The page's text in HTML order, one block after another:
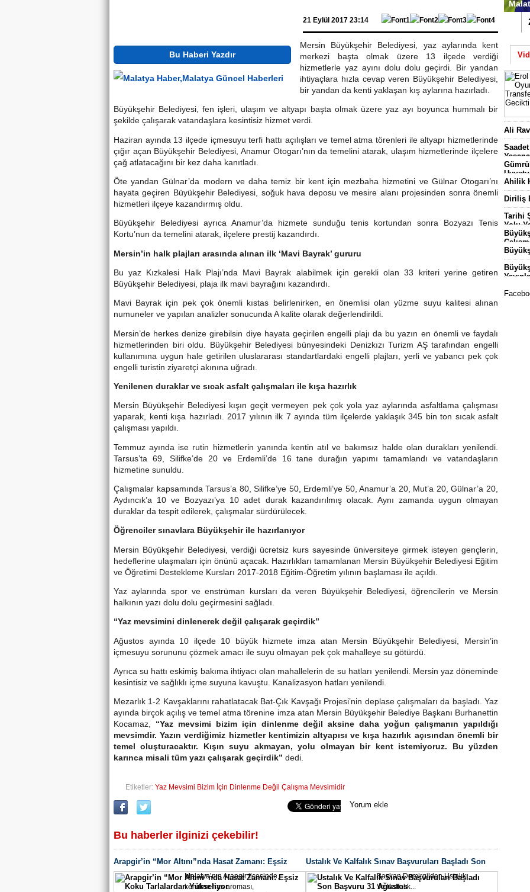
3
Ali
Ahilik
Diriliş
Tarihi
Yolu
21 Eylül 2017 23:14
Bu Haberi Yazdır
Mersin Büyükşehir Belediyesi, yaz aylarında kent
merkezi başta olmak üzere 13 ilçede verdiği
hizmetlerle yaz ayını dolu dolu geçirdi. Bir yandan
ihtiyaçlara hızla cevap veren Büyükşehir Belediyesi,
bir yandan da kenti yaklaşan kış aylarına hazırladı.
Büyükşehir Belediyesi, fen işleri, ulaşım ve altyapı başta olmak üzere yaz ayı boyunca hummalı bir
şekilde çalışarak vatandaşlara kesintisiz hizmet verdi.
Haziran ayında 13 ilçede içmesuyu terfi hattı açılışları ve temel atma törenleri ile altyapı hizmetlerinde
çığır açan Büyükşehir Belediyesi, Anamur Otogarı’nın da temelini atarak, ulaşım hizmetlerinde ilçelere
çağ atlatacağını bir kez daha kanıtladı.
Öte yandan Gülnar’da modern ve daha temiz bir kent için mezbaha hizmetini ve Gülnar Otogarı’nı
hayata geçiren Büyükşehir Belediyesi, soğuk hava deposu ve mesire alanı projesinden sonra önemli
hizmetleri ilçeye kazandırmış oldu.
Büyükşehir Belediyesi ayrıca Anamur’da hizmete sunduğu tenis kortundan sonra Bozyazı Tenis
Kortu’nun da temelini atarak, ilçelere prestij kazandırdı.
Mersin’in halk plajları arasında alınan ilk ‘Mavi Bayrak’ gururu
Bu yaz Kızkalesi Halk Plajı’nda Mavi Bayrak alabilmek için gerekli olan 33 kriteri yerine getiren
Büyükşehir Belediyesi, plaja ilk mavi bayrağını kazandırdı.
Mavi Bayrak için pek çok önemli kıstas belirlenirken, en önemlisi olan yüzme suyu kalitesi alınan
numuneler ve yapılan analizler sonucunda A kalite olarak değerlendirildi.
Mersin’de herkes denize girebilsin diye hayata geçirilen engelli plajı da bu yazın en önemli ve faydalı
hizmetlerinden biri oldu. Büyükşehir Belediyesi bünyesindeki Denizkızı Turizm AŞ tarafından engelli
kullanımına uygun hale getirilen uluslararası standartlardaki engelli plajları, yerli ve yabancı pek çok
engelli turistin ziyaretçi akınına uğradı.
Yenilenen duraklar ve sıcak asfalt çalışmaları ile kışa hazırlık
Mersin Büyükşehir Belediyesi kışın geçit vermeyen pek çok yola yaz aylarında asfaltlama çalışması
yaparak, kenti kışa hazırladı. 2017 yılının ilk 7 ayında tüm ilçelerde yaklaşık 345 bin ton sıcak asfalt
çalışması yapıldı.
Temmuz ayında ise rutin hizmetlerin yanında kentin atıl ve bakımsız halde olan durakları yenilendi.
Tarsus’ta 69, Silifke’de 20 ve Erdemli’de 16 tane durağın yapımı tamamlandı ve vatandaşların
hizmetine sunuldu.
Çalışmalar kapsamında Tarsus’a 80, Silifke’ye 50, Erdemli’ye 50, Anamur’a 20, Mut’a 20, Gülnar’a 20,
Aydıncık’a 10 ve Bozyazı’ya 10 adet durak kazandırılmış olacak. Aynı zamanda uygun olmayan
duraklar da tespit edilerek, çalışmalar sürdürülecek.
Öğrenciler sınavlara Büyükşehir ile hazırlanıyor
Mersin Büyükşehir Belediyesi, verdiği ücretsiz kurs sayesinde üniversiteye girmek isteyen gençlerin,
hedeflerine ulaşmaları için önünü açacak. Hazırlıkları tamamlanan Mersin Büyükşehir Belediyesi Eğitim
ve Öğretimi Destekleme Kursları 2017-2018 Eğitim-Öğretim yılının başlaması ile açıldı.
Yaz aylarında spor ve enstrüman kursları da veren Büyükşehir Belediyesi, öğrencilerin ve Mersin
halkının yazı dolu dolu geçirmesini sağladı.
“Yaz mevsimini dinlenerek değil çalışarak geçirdik”
Ağustos ayında 10 ilçede 10 büyük hizmete imza atan Mersin Büyükşehir Belediyesi, Mersin’in
içmesuyu sorununu çözmek amacı ile suyu olmayan pek çok mahalleye su götürdü.
Ayrıca su hattı eskimiş bakıma ihtiyacı olan mahallelerin de su hatları yenilendi. Mersin yaz döneminde
kesintisiz ve sağlıklı içme suyuna kavuştu. Kanalizasyon hatları yenilendi.
Mezarlık 1-2 Kavşaklarını rahatlatacak Bat-Çık Kavşağı Projesi’nin deplase çalışmaları da başladı. Yaz
ayında birçok açılış ve temel atma törenine imza atan Mersin Büyükşehir Belediye Başkanı Burhanettin
Kocamaz, “Yaz mevsimi bizim için dinlenme değil aksine daha yoğun çalışmanın yapıldığı
mevsimdir. Yazın verdiğimiz hizmetler kentimizin altyapısı ve kışa hazırlık açısından önemli bir
temel oluşturacaktır. Kışın suyu akmayan, yolu olmayan bir kent istemiyoruz. Bu yüzden
karınca misali tüm yazı çalışarak geçirdik” dedi.
Etiketler: Yaz Mevsimi Bizim İçin Dinlenme Değil Çalışma Mevsimidir
Seo UzmanıYorum ekle
Bu haberler ilginizi çekebilir!
Arapgir’in “Mor Altını”nda Hasat Zamanı: Eşsiz
Koku Tarlalardan YükseliyorMalatya’nın Arapgir ilçesinde,
kendine has aroması,
Ustalık Ve Kalfalık Sınav Başvuruları Başladı Son
Başvuru 31 AğustosBaşkan Demirgilden Ustalık
Ve Kalfalık...